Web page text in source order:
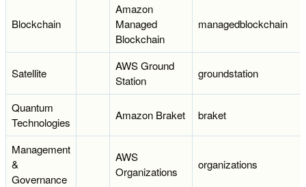
Blockchain
Amazon
Managed
Blockchain
managedblockchain
Satellite
AWS Ground
Station
groundstation
Quantum
Technologies
Amazon Braket braket
Management
&
Governance
AWS
Organizations
organizations